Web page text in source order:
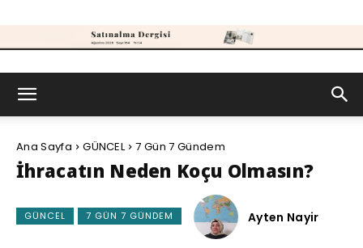
Ana Sayfa GÜNCEL 7 Gün 7 Gündem
İhracatın Neden Koçu Olmasın?
GÜNCEL 7 GÜN 7 GÜNDEM Ayten Nayir